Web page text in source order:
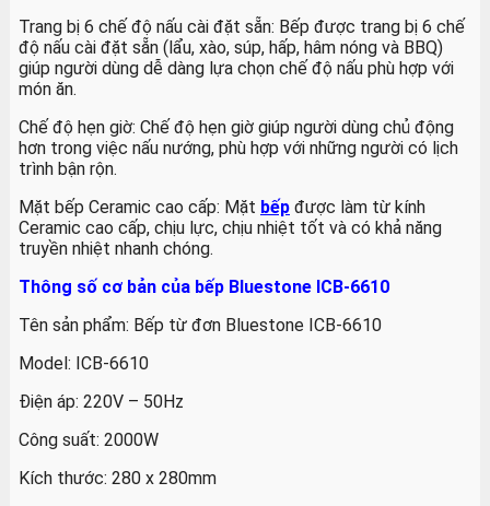
Trang bị 6 chế độ nấu cài đặt sẵn: Bếp được trang bị 6 chế
độ nấu cài đặt sẵn (lẩu, xào, súp, hấp, hâm nóng và BBQ)
giúp người dùng dễ dàng lựa chọn chế độ nấu phù hợp với
món ăn.
Chế độ hẹn giờ: Chế độ hẹn giờ giúp người dùng chủ động
hơn trong việc nấu nướng, phù hợp với những người có lịch
trình bận rộn.
Mặt bếp Ceramic cao cấp: Mặt bếp được làm từ kính
Ceramic cao cấp, chịu lực, chịu nhiệt tốt và có khả năng
truyền nhiệt nhanh chóng.
Thông số cơ bản của bếp Bluestone ICB-6610
Tên sản phẩm: Bếp từ đơn Bluestone ICB-6610
Model: ICB-6610
Điện áp: 220V – 50Hz
Công suất: 2000W
Kích thước: 280 x 280mm